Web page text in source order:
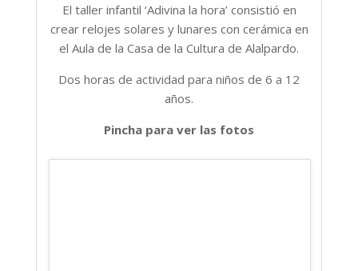
El taller infantil ‘Adivina la hora’ consistió en
crear relojes solares y lunares con cerámica en
el Aula de la Casa de la Cultura de Alalpardo.
Dos horas de actividad para niños de 6 a 12
años.
Pincha para ver las fotos